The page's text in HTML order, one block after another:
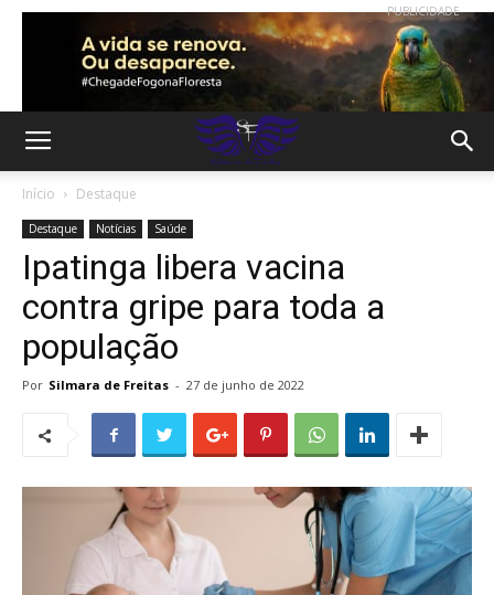
PUBLICIDADE
Início Destaque
Destaque Notícias Saúde
Ipatinga libera vacina
contra gripe para toda a
população
Por Silmara de Freitas - 27 de junho de 2022